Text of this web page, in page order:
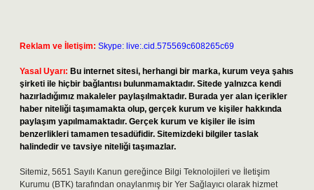
Reklam ve İletişim: Skype: live:.cid.575569c608265c69
Yasal Uyarı: Bu internet sitesi, herhangi bir marka, kurum veya şahıs
şirketi ile hiçbir bağlantısı bulunmamaktadır. Sitede yalnızca kendi
hazırladığımız makaleler paylaşılmaktadır. Burada yer alan içerikler
haber niteliği taşımamakta olup, gerçek kurum ve kişiler hakkında
paylaşım yapılmamaktadır. Gerçek kurum ve kişiler ile isim
benzerlikleri tamamen tesadüfidir. Sitemizdeki bilgiler taslak
halindedir ve tavsiye niteliği taşımazlar.
Sitemiz, 5651 Sayılı Kanun gereğince Bilgi Teknolojileri ve İletişim
Kurumu (BTK) tarafından onaylanmış bir Yer Sağlayıcı olarak hizmet